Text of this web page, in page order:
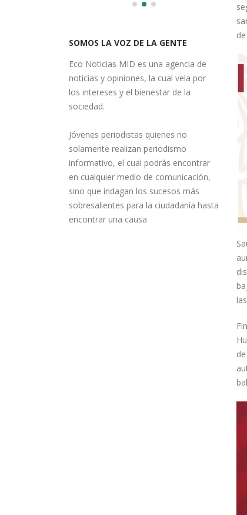
SOMOS LA VOZ DE LA GENTE
Eco Noticias MID es una agencia de
noticias y opiniones, la cual vela por
los intereses y el bienestar de la
sociedad.
Jóvenes periodistas quienes no
solamente realizan periodismo
informativo, el cual podrás encontrar
en cualquier medio de comunicación,
sino que indagan los sucesos más
sobresalientes para la ciudadanía hasta
encontrar una causa